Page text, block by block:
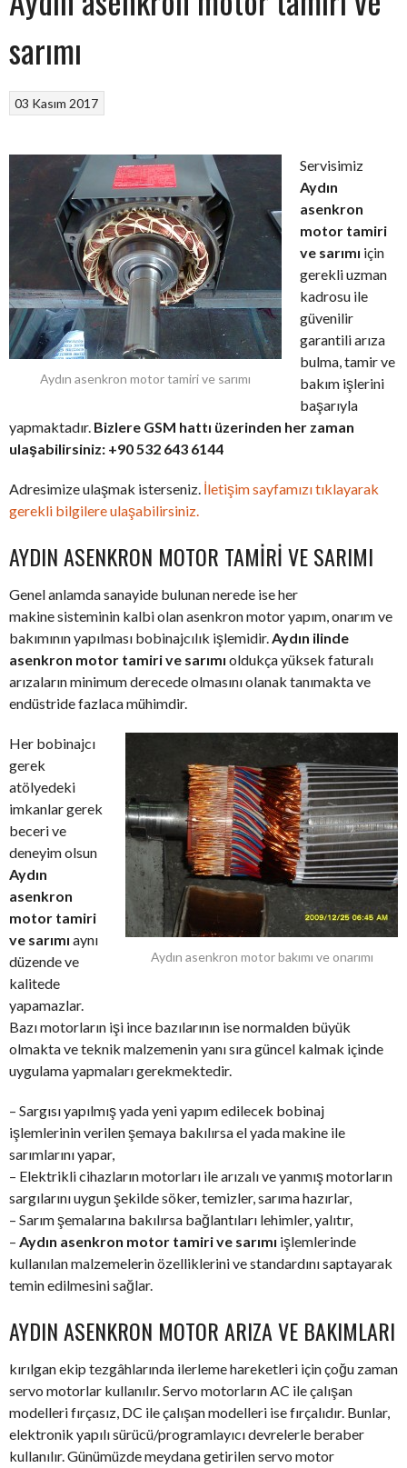
sarımı
03 Kasım 2017
Aydın asenkron motor tamiri ve sarımı
Servisimiz
Aydın
asenkron
motor tamiri
ve sarımı için
gerekli uzman
kadrosu ile
güvenilir
garantili arıza
bulma, tamir ve
bakım işlerini
başarıyla
yapmaktadır. Bizlere GSM hattı üzerinden her zaman
ulaşabilirsiniz: +90 532 643 6144
Adresimize ulaşmak isterseniz. İletişim sayfamızı tıklayarak
gerekli bilgilere ulaşabilirsiniz.
AYDIN ASENKRON MOTOR TAMIRI VE SARIMI
Genel anlamda sanayide bulunan nerede ise her
makine sisteminin kalbi olan asenkron motor yapım, onarım ve
bakımının yapılması bobinajcılık işlemidir.Aydın ilinde
asenkron motor tamiri ve sarımı oldukça yüksek faturalı
arızaların minimum derecede olmasını olanak tanımakta ve
endüstride fazlaca mühimdir.
Aydın asenkron motor bakımı ve onarımı
Her bobinajcı
gerek
atölyedeki
imkanlar gerek
beceri ve
deneyim olsun
Aydın
asenkron
motor tamiri
ve sarımı aynı
düzende ve
kalitede
yapamazlar.
Bazı motorların işi ince bazılarının ise normalden büyük
olmakta ve teknik malzemenin yanı sıra güncel kalmak içinde
uygulama yapmaları gerekmektedir.
– Sargısı yapılmış yada yeni yapım edilecek bobinaj
işlemlerinin verilen şemaya bakılırsa el yada makine ile
sarımlarını yapar,
– Elektrikli cihazların motorları ile arızalı ve yanmış motorların
sargılarını uygun şekilde söker, temizler, sarıma hazırlar,
– Sarım şemalarına bakılırsa bağlantıları lehimler, yalıtır,
– Aydın asenkron motor tamiri ve sarımı işlemlerinde
kullanılan malzemelerin özelliklerini ve standardını saptayarak
temin edilmesini sağlar.
AYDIN ASENKRON MOTOR ARIZA VE BAKIMLARI
kırılgan ekip tezgâhlarında ilerleme hareketleri için çoğu zaman
servo motorlar kullanılır. Servo motorların AC ile çalışan
modelleri fırçasız, DC ile çalışan modelleri ise fırçalıdır. Bunlar,
elektronik yapılı sürücü/programlayıcı devrelerle beraber
kullanılır. Günümüzde meydana getirilen servo motor